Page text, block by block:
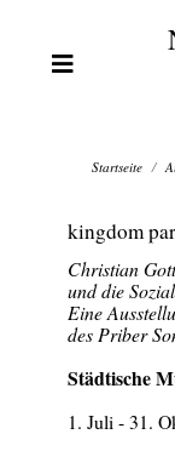
Startseite
kingdom
Christian
und die
Eine
des Priber
Städtische
1. Juli - 31.